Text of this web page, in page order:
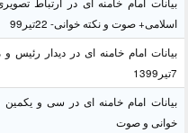
اسلامی+ صوت و نکته خوانی- 22تیر99
بیانات امام خامنه ای در دیدار
7تیر1399
بیانات امام خامنه ای در سی و
خوانی و صوت